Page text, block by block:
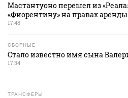
Мастантуоно перешел из
«Фиорентину» на правах аренды
17:48
СБОРНЫЕ
Стало известно имя сына
17:34
ТРАНСФЕРЫ